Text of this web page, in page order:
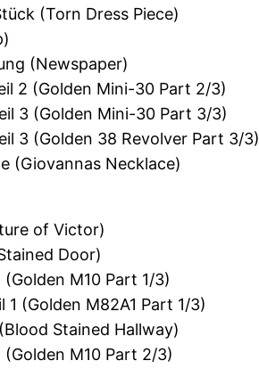
(Torn Dress Piece)
(Newspaper)
2 (Golden Mini-30 Part 2/3)
3 (Golden Mini-30 Part 3/3)
3 (Golden 38 Revolver Part 3/3)
(Giovannas Necklace)
of Victor)
Door)
(Golden M10 Part 1/3)
1 (Golden M82A1 Part 1/3)
Stained Hallway)
(Golden M10 Part 2/3)